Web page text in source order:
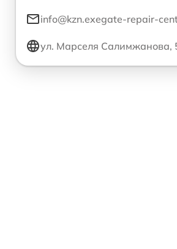
info@kzn.exegate-repair-
ул. Марселя Салимжанова,